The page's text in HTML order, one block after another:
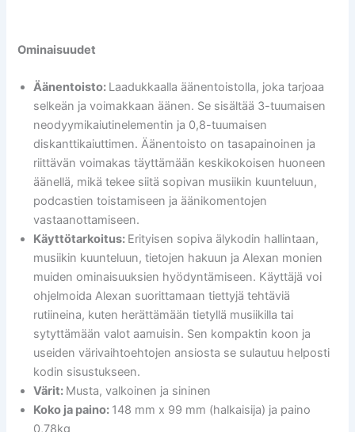
Ominaisuudet
Äänentoisto: Laadukkaalla äänentoistolla, joka tarjoaa
selkeän ja voimakkaan äänen. Se sisältää 3-tuumaisen
neodyymikaiutinelementin ja 0,8-tuumaisen
diskanttikaiuttimen. Äänentoisto on tasapainoinen ja
riittävän voimakas täyttämään keskikokoisen huoneen
äänellä, mikä tekee siitä sopivan musiikin kuunteluun,
podcastien toistamiseen ja äänikomentojen
vastaanottamiseen.
Käyttötarkoitus: Erityisen sopiva älykodin hallintaan,
musiikin kuunteluun, tietojen hakuun ja Alexan monien
muiden ominaisuuksien hyödyntämiseen. Käyttäjä voi
ohjelmoida Alexan suorittamaan tiettyjä tehtäviä
rutiineina, kuten herättämään tietyllä musiikilla tai
sytyttämään valot aamuisin. Sen kompaktin koon ja
useiden värivaihtoehtojen ansiosta se sulautuu helposti
kodin sisustukseen.
Värit: Musta, valkoinen ja sininen
Koko ja paino: 148 mm x 99 mm (halkaisija) ja paino
0,78kg